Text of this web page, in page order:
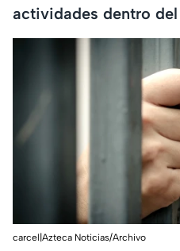
actividades dentro del
carcel|Azteca Noticias/Archivo